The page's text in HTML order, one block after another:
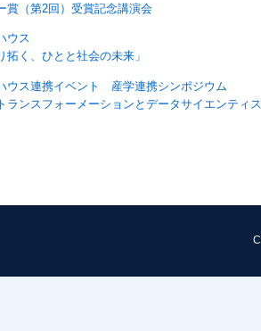
賞（第2回）受賞記念講演会
ウス
拓く、ひとと社会の未来」
ウス連携イベント 産学連携シンポジウム
ランスフォーメーションとデータサイエンティ